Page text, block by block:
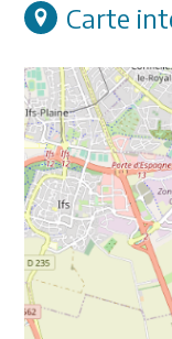
Carte